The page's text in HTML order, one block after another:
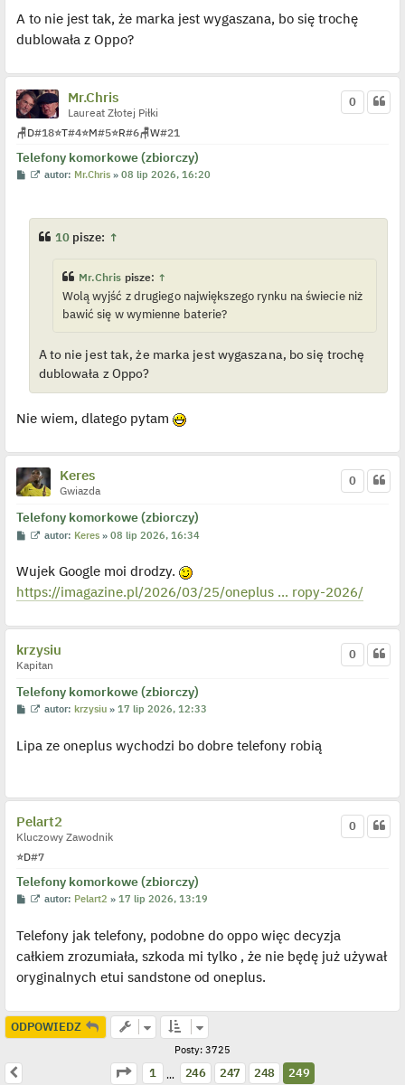
y
n
c
y
o
s
t
A to nie jest tak, że marka jest wygaszana, bo się trochę
dublowała z Oppo?
Mr.Chris
Laureat Złotej Piłki
🪑D#18⭐T#4⭐M#5⭐R#6🪑W#21
Telefony komorkowe (zbiorczy)
0
P
W
i
e
t
c
z
y
o
t
autor: Mr.Chris »08 lip 2026, 16:20
10pisze: ↑
Mr.Chris pisze: ↑
Wolą wyjść z drugiego największego rynku na świecie niż
bawić się w wymienne baterie?
A to nie jest tak, że marka jest wygaszana, bo się trochę
dublowała z Oppo?
Nie wiem, dlatego pytam
Keres
Gwiazda
Telefony komorkowe (zbiorczy)
0
P
t
W
w
e
t
p
j
e
y
n
c
p
autor: Keres »08 lip 2026, 16:34
Wujek Google moi drodzy.
https://imagazine.pl/2026/03/25/oneplus ... ropy-2026/
krzysiu
Kapitan
Telefony komorkowe (zbiorczy)
0
P
t
W
w
i
p
j
e
y
c
z
o
s
t
autor:krzysiu »17 lip 2026, 12:33
Lipa ze oneplus wychodzi bo dobre telefony robią
Pelart2
Kluczowy Zawodnik
⭐D#7
Telefony komorkowe (zbiorczy)
0
P
t
W
w
i
e
l
j
e
d
autor: Pelart2 »17 lip 2026, 13:19
Telefony jak telefony, podobne do oppo więc decyzja
całkiem zrozumiała, szkoda mi tylko , że nie będę już używał
oryginalnych etui sandstone od oneplus.
ODPOWIEDZ
Posty: 3725
Strona 249z249
1 … 246 247 248 249